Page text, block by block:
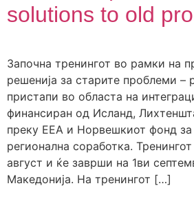
solutions to old
Започна тренингот во рамки на
решенија за старите проблеми –
пристапи во областа на
финансиран од Исланд,
преку ЕЕА и Норвешкиот фонд за
регионална соработка.
август и ќе заврши на 1ви
Македонија. На тренингот […]